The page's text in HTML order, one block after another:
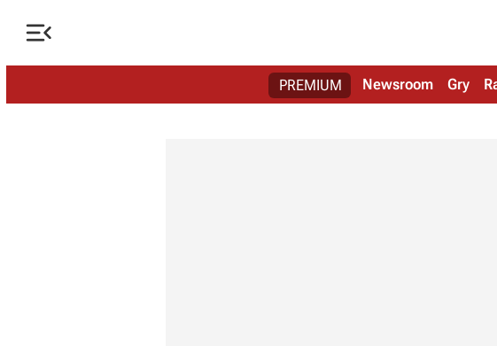

PREMIUM Newsroom Gry